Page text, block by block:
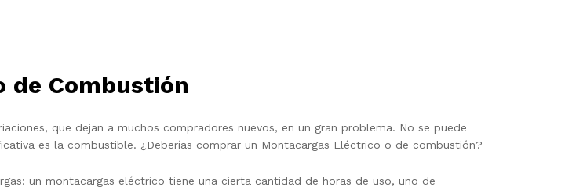
de Combustión
que dejan a muchos compradores nuevos, en un gran problema. No se puede
es la combustible. ¿Deberías comprar un Montacargas Eléctrico o de combustión?
un montacargas eléctrico tiene una cierta cantidad de horas de uso, uno de